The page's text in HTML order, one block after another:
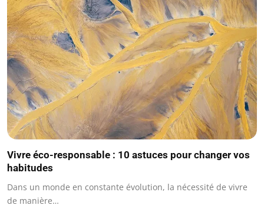
Vivre éco-responsable : 10 astuces pour changer vos
habitudes
Dans un monde en constante évolution, la nécessité de vivre
de manière…